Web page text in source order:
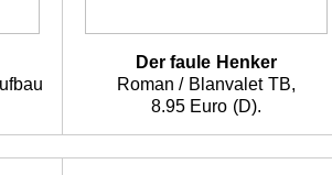
Der faule Henker
Roman / Blanvalet TB,
8.95 Euro (D).